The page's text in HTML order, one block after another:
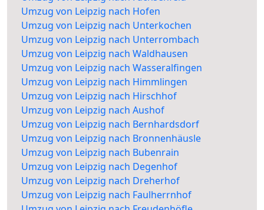
Umzug von Leipzig nach Hofen
Umzug von Leipzig nach Unterkochen
Umzug von Leipzig nach Unterrombach
Umzug von Leipzig nach Waldhausen
Umzug von Leipzig nach Wasseralfingen
Umzug von Leipzig nach Himmlingen
Umzug von Leipzig nach Hirschhof
Umzug von Leipzig nach Aushof
Umzug von Leipzig nach Bernhardsdorf
Umzug von Leipzig nach Bronnenhäusle
Umzug von Leipzig nach Bubenrain
Umzug von Leipzig nach Degenhof
Umzug von Leipzig nach Dreherhof
Umzug von Leipzig nach Faulherrnhof